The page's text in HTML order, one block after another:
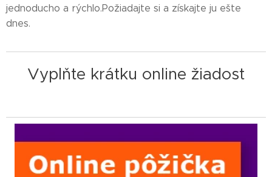
jednoducho a rýchlo.Požiadajte si a získajte ju ešte
dnes.
Vyplňte krátku online žiadost